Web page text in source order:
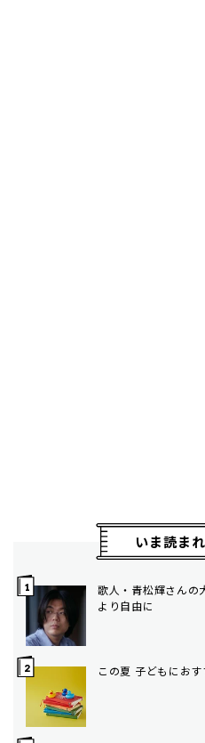
いま読ま
歌人・青松輝さんの
より自由に
この夏 子どもにおす